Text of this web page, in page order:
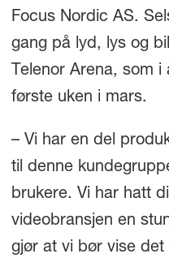
Focus Nordic AS.
gang på lyd, lys og
Telenor Arena, som
første uken i mars.
– Vi har en del
til denne
brukere. Vi har hatt
videobransjen en
gjør at vi bør vise